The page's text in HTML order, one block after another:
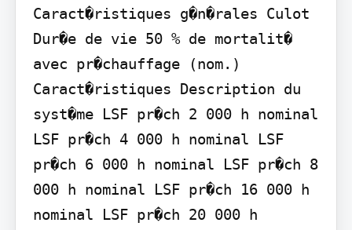
Caract�ristiques g�n�rales Culot
Dur�e de vie 50 % de mortalit�
avec pr�chauffage (nom.)
Caract�ristiques Description du
syst�me LSF pr�ch 2 000 h nominal
LSF pr�ch 4 000 h nominal LSF
pr�ch 6 000 h nominal LSF pr�ch 8
000 h nominal LSF pr�ch 16 000 h
nominal LSF pr�ch 20 000 h